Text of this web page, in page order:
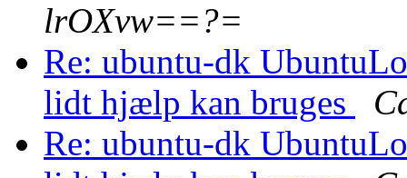
lrOXvw==?=
Re: ubuntu-dk
lidt hjælp kan bruges
Re: ubuntu-dk